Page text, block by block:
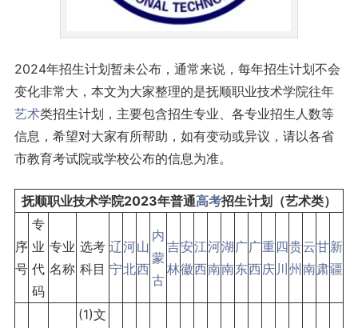
2024年招生计划暂未公布，通常来说，每年招生计划不会
变化非常大，本文为大家整理的是抚顺职业技术学院往年
艺术类招生计划，主要包含招生专业、各专业招生人数等
信息，希望对大家有所帮助，如有变动或异议，请以各省
市教育考试院或学校公布的信息为准。
抚顺职业技术学院2023年普通高考招生计划（艺术类）
序
号
专
业
代
码
专业
名称
选考
科目
辽
宁
河
北
山
西
内
蒙
古
吉
林
安
徽
江
西
河
南
湖
南
广
东
广
西
重
庆
四
川
贵
州
云
南
甘
肃
新
疆
(1)文